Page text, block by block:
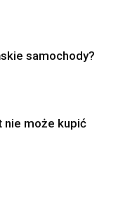
samochody?
nie może kupić